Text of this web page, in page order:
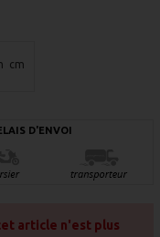
cm
D'ENVOI
article n'est plus